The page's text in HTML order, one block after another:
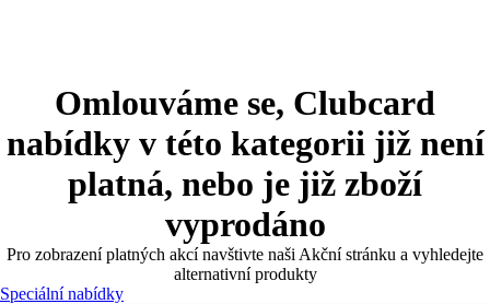
Omlouváme se, Clubcard
nabídky v této kategorii již není
platná, nebo je již zboží
vyprodáno
Pro zobrazení platných akcí navštivte naši Akční stránku a vyhledejte
alternativní produkty
Speciální nabídky